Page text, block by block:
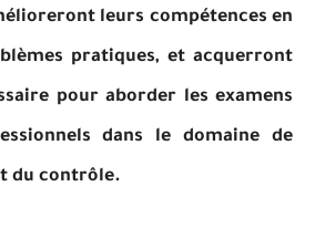
leurs compétences en
pratiques, et acquerront
pour aborder les examens
dans le domaine de
du contrôle.